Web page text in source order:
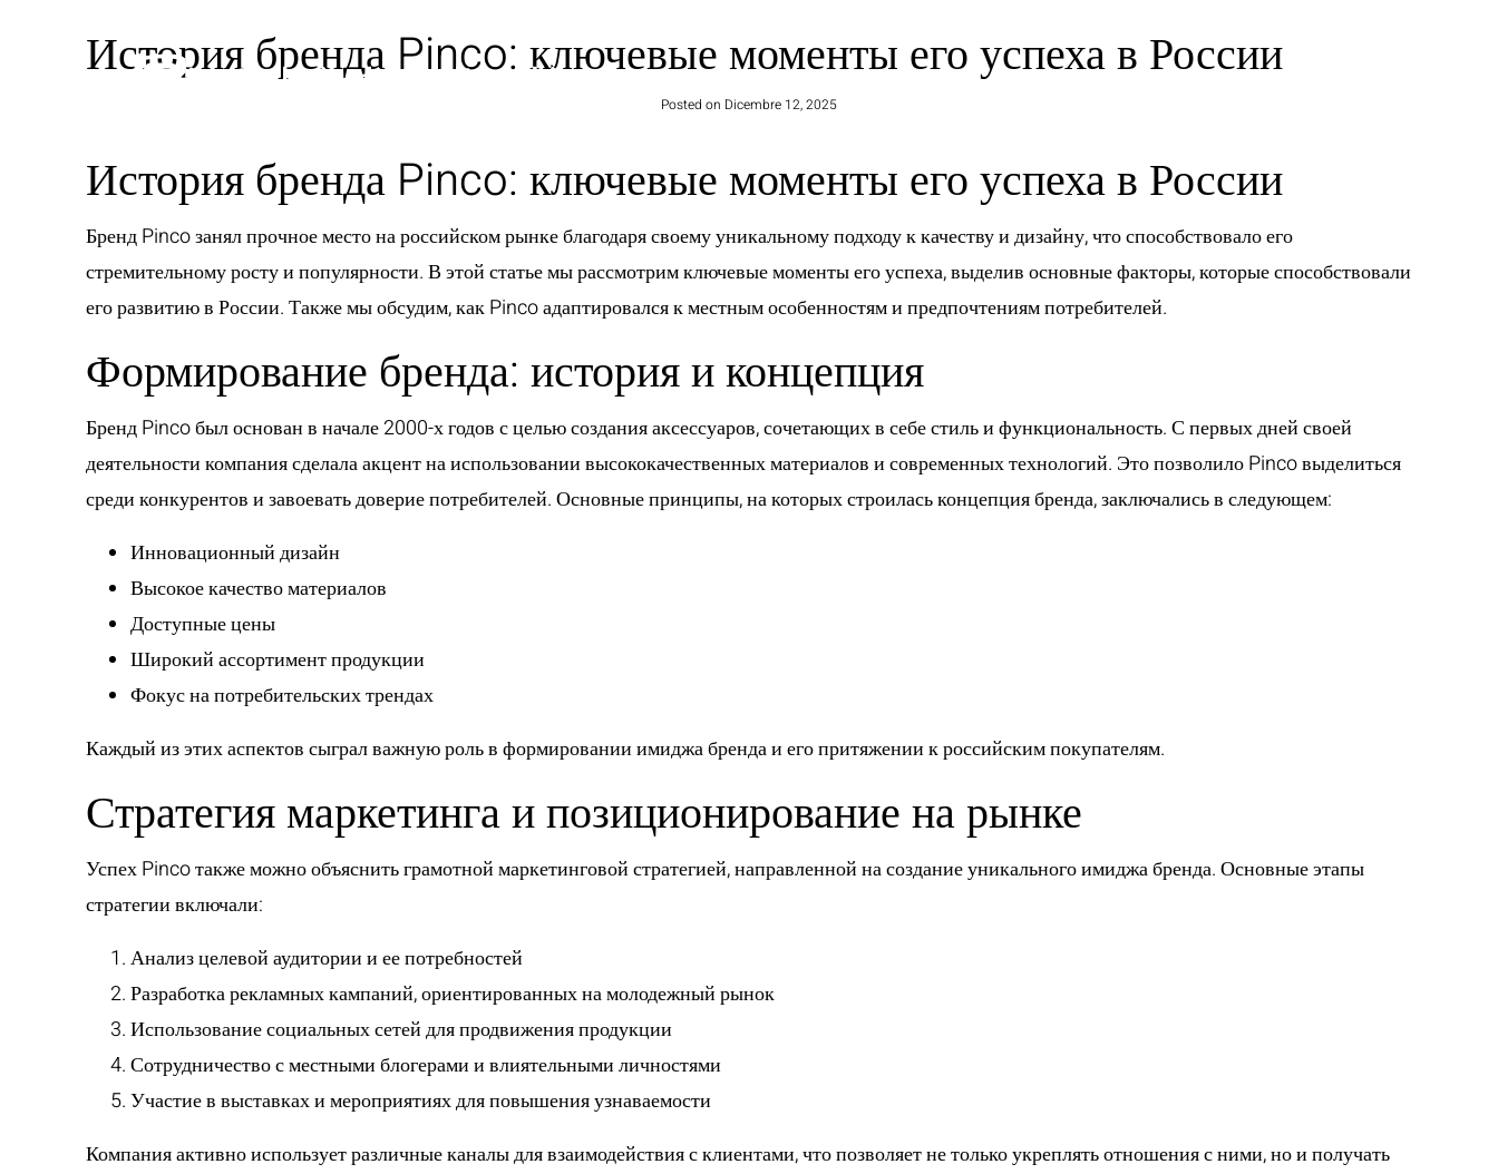
История бренда Pinco: ключевые моменты его успеха в России
Posted on Dicembre 12, 2025
История бренда Pinco: ключевые моменты его успеха в России
Бренд Pinco занял прочное место на российском рынке благодаря своему уникальному подходу к качеству и дизайну, что способствовало его
стремительному росту и популярности. В этой статье мы рассмотрим ключевые моменты его успеха, выделив основные факторы, которые способствовали
его развитию в России. Также мы обсудим, как Pinco адаптировался к местным особенностям и предпочтениям потребителей.
Формирование бренда: история и концепция
Бренд Pinco был основан в начале 2000-х годов с целью создания аксессуаров, сочетающих в себе стиль и функциональность. С первых дней своей
деятельности компания сделала акцент на использовании высококачественных материалов и современных технологий. Это позволило Pinco выделиться
среди конкурентов и завоевать доверие потребителей. Основные принципы, на которых строилась концепция бренда, заключались в следующем:
Инновационный дизайн
Высокое качество материалов
Доступные цены
Широкий ассортимент продукции
Фокус на потребительских трендах
Каждый из этих аспектов сыграл важную роль в формировании имиджа бренда и его притяжении к российским покупателям.
Стратегия маркетинга и позиционирование на рынке
Успех Pinco также можно объяснить грамотной маркетинговой стратегией, направленной на создание уникального имиджа бренда. Основные этапы
стратегии включали:
Анализ целевой аудитории и ее потребностей
Разработка рекламных кампаний, ориентированных на молодежный рынок
Использование социальных сетей для продвижения продукции
Сотрудничество с местными блогерами и влиятельными личностями
Участие в выставках и мероприятиях для повышения узнаваемости
Компания активно использует различные каналы для взаимодействия с клиентами, что позволяет не только укреплять отношения с ними, но и получать